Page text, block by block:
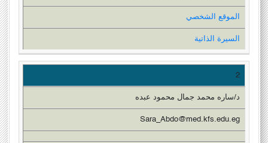
الموقع الشخصي
السيرة الذاتية
2
د/ساره محمد جمال محمود عبده
Sara_Abdo@med.kfs.edu.eg